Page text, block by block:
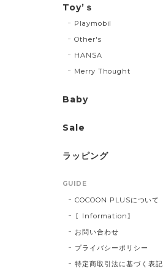
Toy’ｓ
Playmobil
Other's
HANSA
Merry Thought
Baby
Sale
ラッピング
GUIDE
COCOON PLUSについて
〖Information〗
お問い合わせ
プライバシーポリシー
特定商取引法に基づく表記